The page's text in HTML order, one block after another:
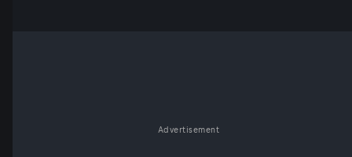
Advertisement